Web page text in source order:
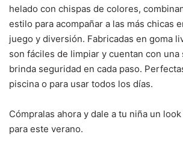
helado con chispas de colores,
estilo para acompañar a las más chicas
juego y diversión. Fabricadas en goma
son fáciles de limpiar y cuentan con una
brinda seguridad en cada paso.
piscina o para usar todos los días.
Cómpralas ahora y dale a tu niña un
para este verano.